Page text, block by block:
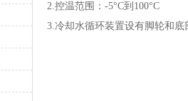
2.控温范围：-5°C到100°C
3.冷却水循环装置设有脚轮和底